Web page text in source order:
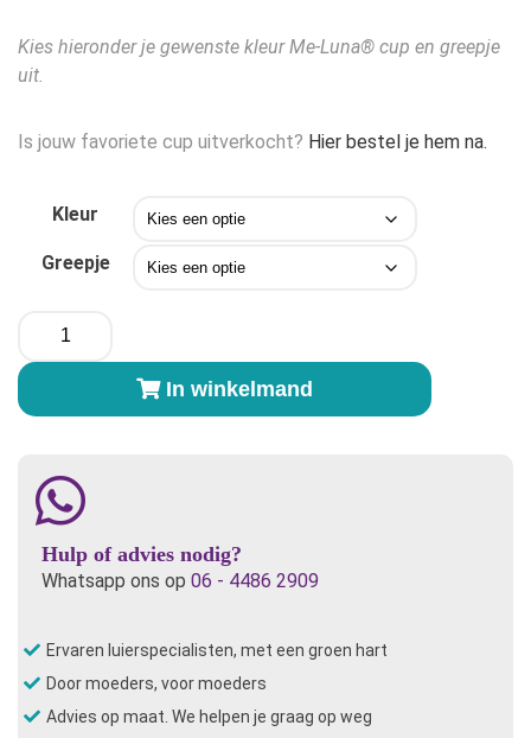
Kies hieronder je gewenste kleur Me-Luna® cup en greepje
uit.
Is jouw favoriete cup uitverkocht? Hier bestel je hem na.
Kleur
Greepje
Soft
Medium
In winkelmand
Hulp of advies nodig?
Whatsapp ons op 06 - 4486 2909
Ervaren luierspecialisten, met een groen hart
Door moeders, voor moeders
Advies op maat. We helpen je graag op weg